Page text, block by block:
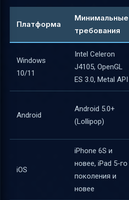
Платформа
Минимальные
требования
Windows
10/11
Intel Celeron
J4105, OpenGL
ES 3.0, Metal API
Android
Android 5.0+
(Lollipop)
iOS
iPhone 6S и
новее, iPad 5-го
поколения и
новее